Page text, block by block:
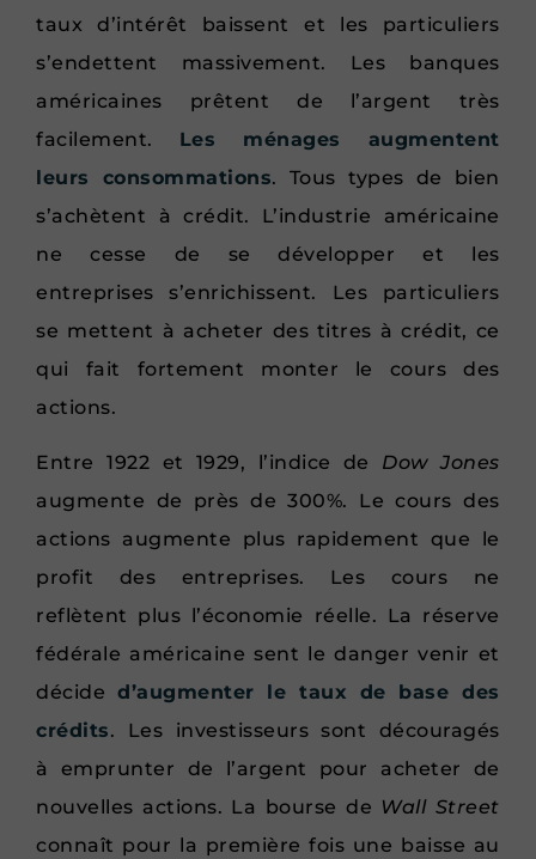
taux d’intérêt baissent et les particuliers
s’endettent massivement. Les banques
américaines prêtent de l’argent très
facilement. Les ménages augmentent
leurs consommations. Tous types de bien
s’achètent à crédit. L’industrie américaine
ne cesse de se développer et les
entreprises s’enrichissent. Les particuliers
se mettent à acheter des titres à crédit, ce
qui fait fortement monter le cours des
actions.
Entre 1922 et 1929, l’indice de
Dow Jones
augmente de près de 300%. Le cours des
actions augmente plus rapidement que le
profit des entreprises. Les cours ne
reflètent plus l’économie réelle. La réserve
fédérale américaine sent le danger venir et
décided’augmenter le taux de base des
crédits. Les investisseurs sont découragés
à emprunter de l’argent pour acheter de
nouvelles actions. La bourse de Wall Street
connaît pour la première fois une baisse au